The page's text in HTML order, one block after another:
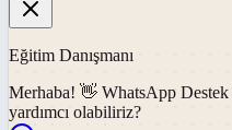
Eğitim Danışmanı
Merhaba! 👋 WhatsApp Destek
yardımcı olabiliriz?